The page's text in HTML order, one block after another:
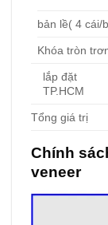
bản lề( 4 cái/
Khóa tròn
lắp đặt
TP.HCM
Tổng giá trị
Chính
veneer